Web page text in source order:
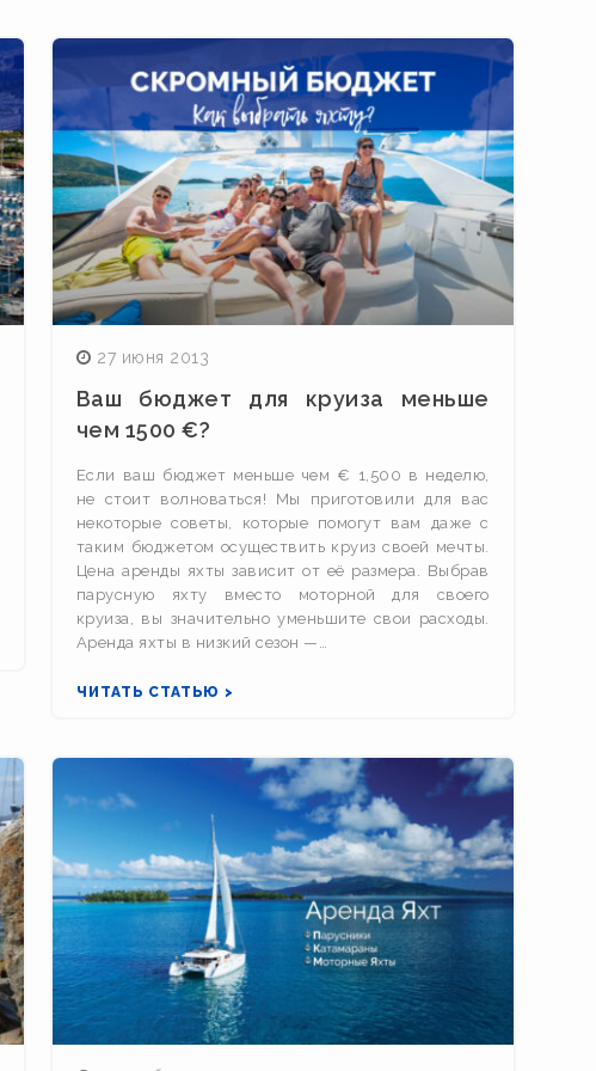
27 июня 2013
Ваш бюджет для круиза меньше
чем 1500 €?
Если ваш бюджет меньше чем € 1,500 в неделю,
не стоит волноваться! Мы приготовили для вас
некоторые советы, которые помогут вам даже с
таким бюджетом осуществить круиз своей мечты.
Цена аренды яхты зависит от её размера. Выбрав
парусную яхту вместо моторной для своего
круиза, вы значительно уменьшите свои расходы.
Аренда яхты в низкий сезон —…
ЧИТАТЬ СТАТЬЮ >